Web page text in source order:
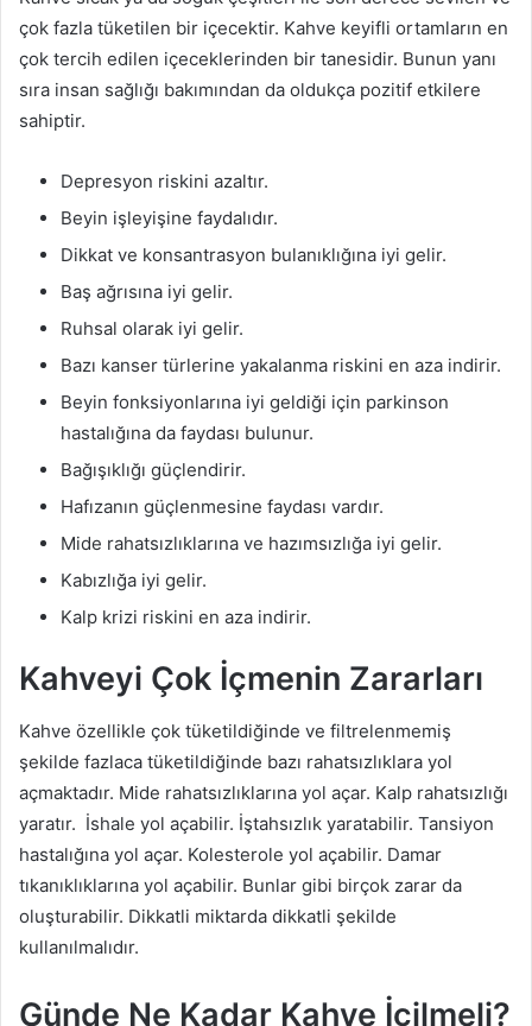
çok fazla tüketilen bir içecektir. Kahve keyifli ortamların en
çok tercih edilen içeceklerinden bir tanesidir. Bunun yanı
sıra insan sağlığı bakımından da oldukça pozitif etkilere
sahiptir.
Depresyon riskini azaltır.
Beyin işleyişine faydalıdır.
Dikkat ve konsantrasyon bulanıklığına iyi gelir.
Baş ağrısına iyi gelir.
Ruhsal olarak iyi gelir.
Bazı kanser türlerine yakalanma riskini en aza indirir.
Beyin fonksiyonlarına iyi geldiği için parkinson
hastalığına da faydası bulunur.
Bağışıklığı güçlendirir.
Hafızanın güçlenmesine faydası vardır.
Mide rahatsızlıklarına ve hazımsızlığa iyi gelir.
Kabızlığa iyi gelir.
Kalp krizi riskini en aza indirir.
Kahveyi Çok İçmenin Zararları
Kahve özellikle çok tüketildiğinde ve filtrelenmemiş
şekilde fazlaca tüketildiğinde bazı rahatsızlıklara yol
açmaktadır. Mide rahatsızlıklarına yol açar. Kalp rahatsızlığı
yaratır. İshale yol açabilir. İştahsızlık yaratabilir. Tansiyon
hastalığına yol açar. Kolesterole yol açabilir. Damar
tıkanıklıklarına yol açabilir. Bunlar gibi birçok zarar da
oluşturabilir. Dikkatli miktarda dikkatli şekilde
kullanılmalıdır.
Günde Ne Kadar Kahve İçilmeli?